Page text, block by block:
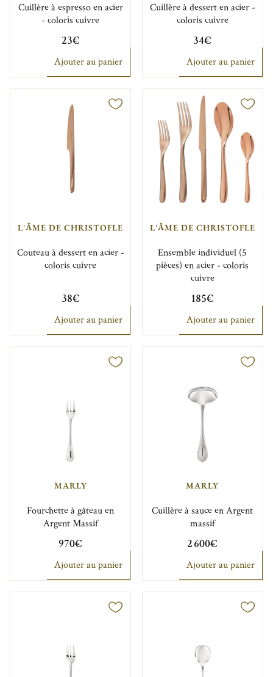
Cuillère à espresso en acier
- coloris cuivre
23€
Ajouter au panier
Cuillère à dessert en acier -
coloris cuivre
34€
Ajouter au panier
L'ÂME DE CHRISTOFLE
Couteau à dessert en acier -
coloris cuivre
38€
Ajouter au panier
L'ÂME DE CHRISTOFLE
Ensemble individuel (5
pièces) en acier - coloris
cuivre
185€
Ajouter au panier
MARLY
Fourchette à gâteau en
Argent Massif
970€
Ajouter au panier
MARLY
Cuillère à sauce en Argent
massif
2 600€
Ajouter au panier